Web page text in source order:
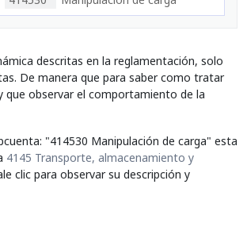
descritas en la reglamentación, solo
De manera que para saber como tratar
que observar el comportamiento de la
"414530 Manipulación de carga" esta
4145 Transporte, almacenamiento y
clic para observar su descripción y